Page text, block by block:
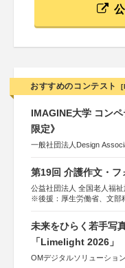
おすすめのコンテスト
IMAGINE大学 コン
限定》
一般社団法人Design
第19回 介護作文・フ
公益社団法人 全国老人福
※後援：厚生労働省、文部
未来をひらく若手写
「Limelight 2026」
OMデジタルソリューショ